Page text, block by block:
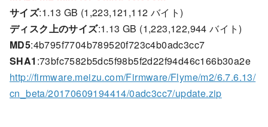
サイズ:1.13 GB (1,223,121,112 バイト)
ディスク上のサイズ:1.13 GB (1,223,122,944 バイト)
MD5:4b795f7704b789520f723c4b0adc3cc7
SHA1 :73bfc7582b5dc5f98b5f2d22f94d46c166b30a2e
http://firmware.meizu.com/Firmware/Flyme/m2/6.7.6.13/
cn_beta/20170609194414/0adc3cc7/update.zip